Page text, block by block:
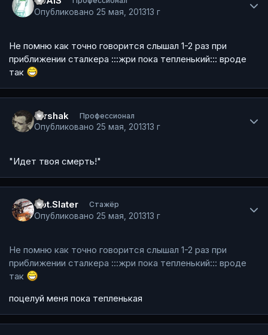
Опубликовано 25 мая, 201313 г
Не помню как точно говорится слышал 1-2 раз при
приближении сталкера :::жри пока тепленький::: вроде
так
rorshak Профессионал
Опубликовано 25 мая, 201313 г
"Идет твоя смерть!"
Cpt.Slater Стажёр
Опубликовано 25 мая, 201313 г
Не помню как точно говорится слышал 1-2 раз при
приближении сталкера :::жри пока тепленький::: вроде
так
поцелуй меня пока тепленькая